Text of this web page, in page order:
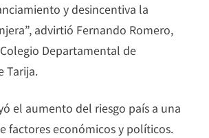
y desincentiva la
advirtió Fernando Romero,
Departamental de
Tarija.
el aumento del riesgo país a una
factores económicos y políticos.